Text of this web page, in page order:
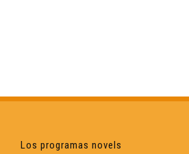
Los programas novels